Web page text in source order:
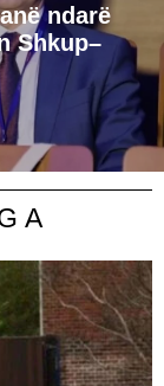
ndarë
Shkup–